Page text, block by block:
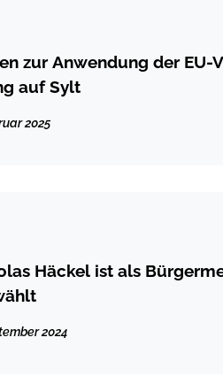
zur Anwendung der EU-
auf Sylt
2025
Häckel ist als
2024